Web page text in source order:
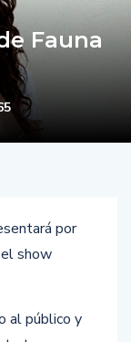
Fauna
por
show
al público y